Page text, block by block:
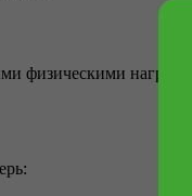
физическими